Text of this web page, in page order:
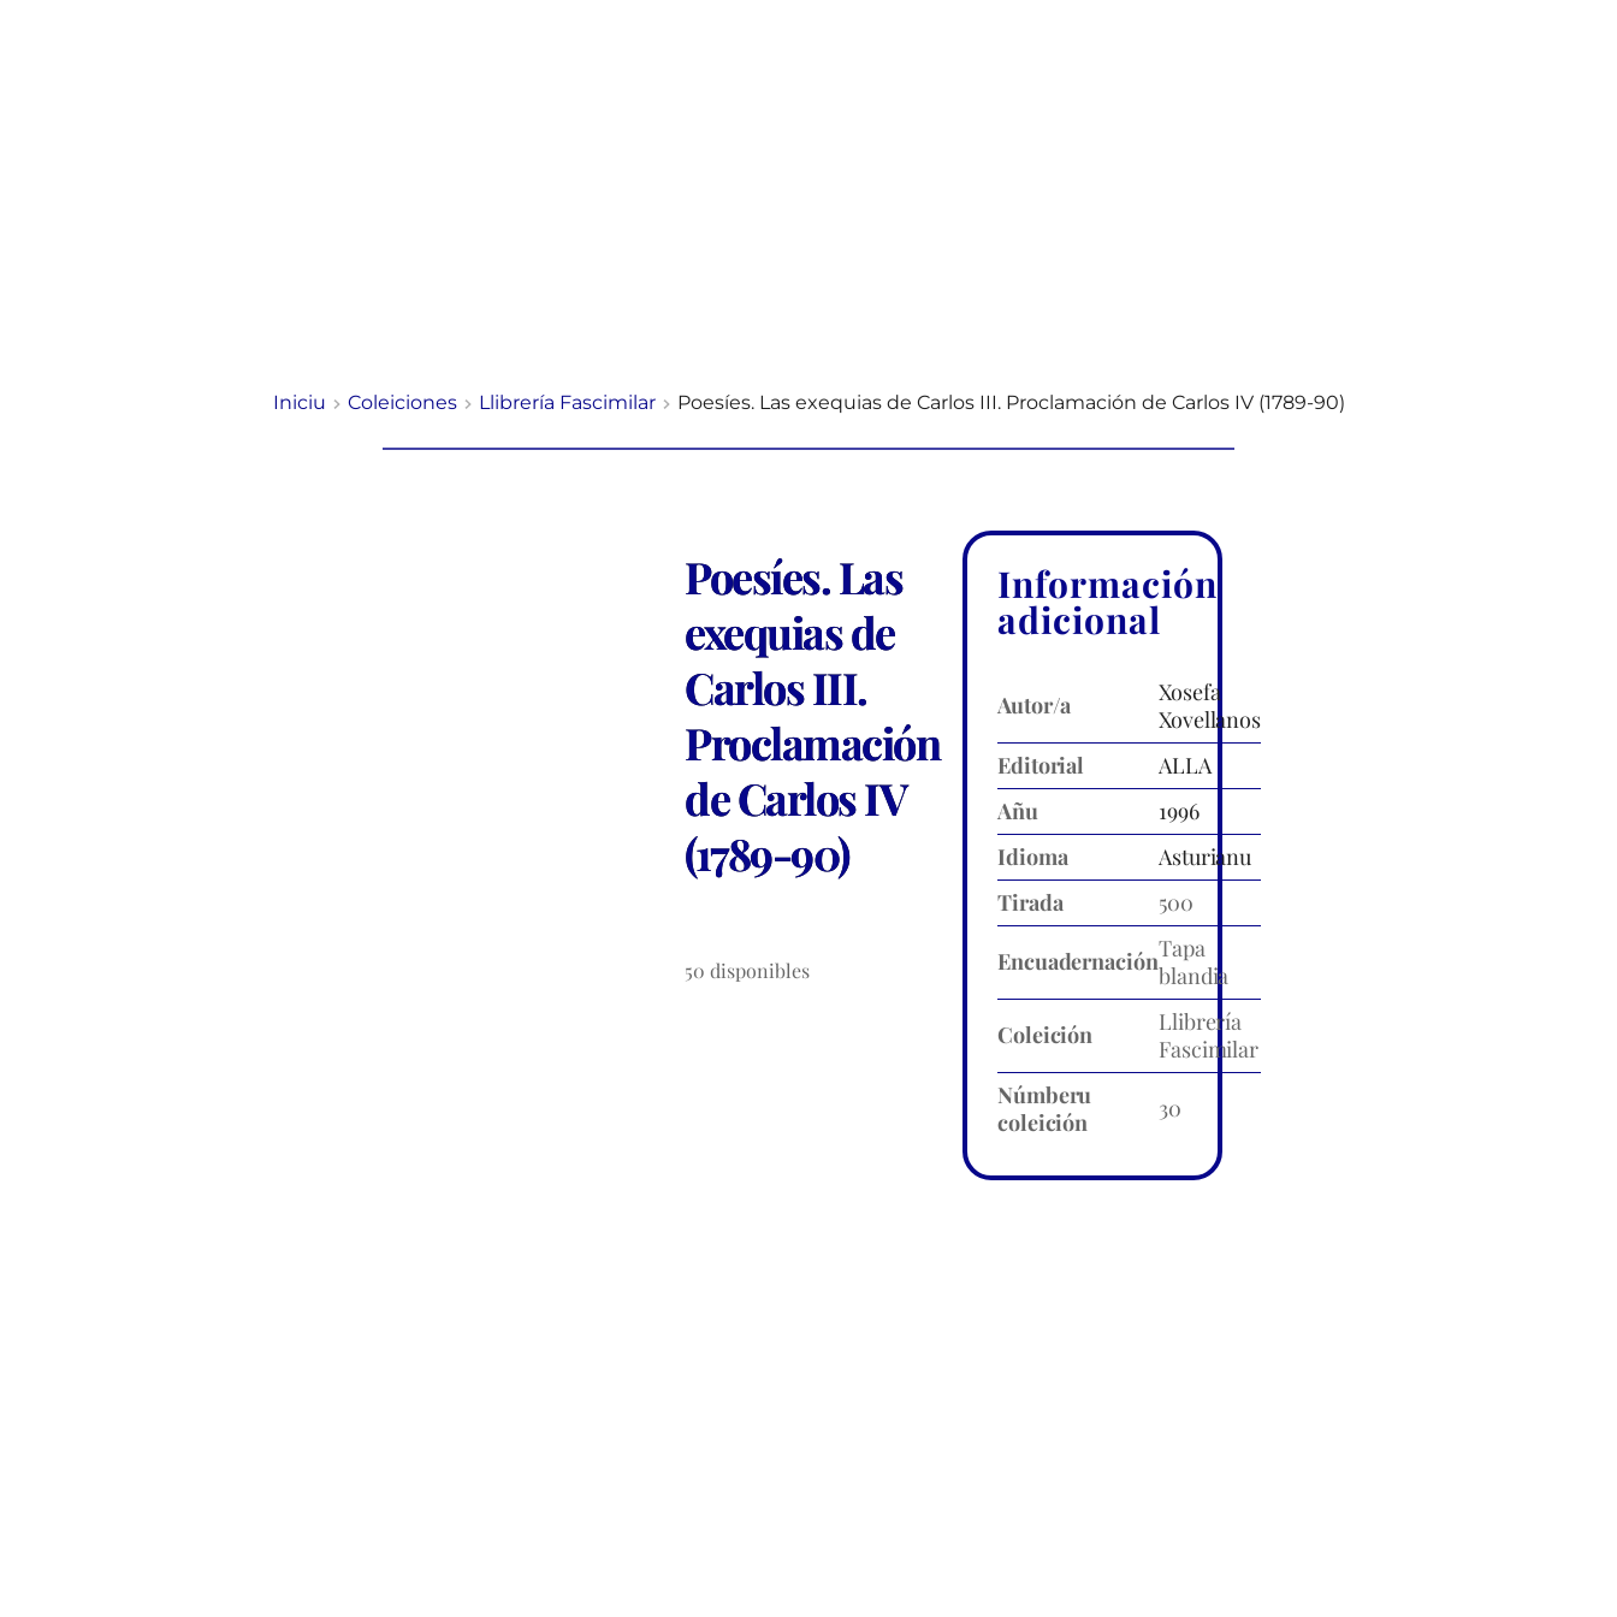
Iniciu Coleiciones Llibrería Fascimilar Poesíes. Las exequias de Carlos III. Proclamación de Carlos IV (1789-90)
Poesíes. Las
exequias de
Carlos III.
Proclamación
de Carlos IV
(1789-90)
50 disponibles
Información
adicional
Autor/a
Xosefa
Xovellanos
Editorial
ALLA
Añu
1996
Idioma
Asturianu
Tirada
500
EncuadernaciónTapa
blandia
Coleición
Llibrería
Fascimilar
Númberu
coleición
30